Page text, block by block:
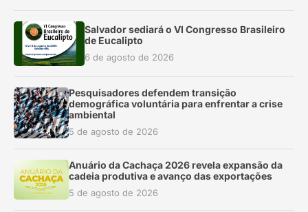
Salvador sediará o VI Congresso Brasileiro
de Eucalipto
6 de agosto de 2026
Pesquisadores defendem transição
demográfica voluntária para enfrentar a crise
ambiental
5 de agosto de 2026
Anuário da Cachaça 2026 revela expansão da
cadeia produtiva e avanço das exportações
5 de agosto de 2026